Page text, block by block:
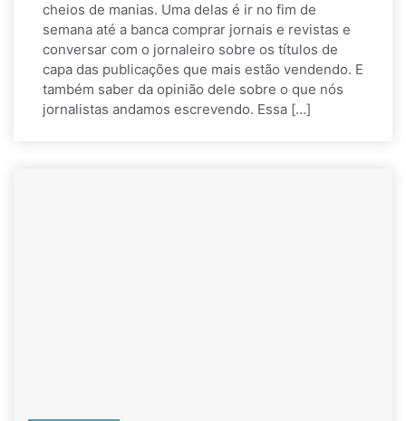
cheios de manias. Uma delas é ir no fim de
semana até a banca comprar jornais e revistas e
conversar com o jornaleiro sobre os títulos de
capa das publicações que mais estão vendendo. E
também saber da opinião dele sobre o que nós
jornalistas andamos escrevendo. Essa […]